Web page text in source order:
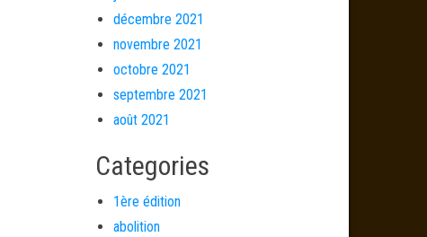
décembre 2021
novembre 2021
octobre 2021
septembre 2021
août 2021
Categories
1ère édition
abolition